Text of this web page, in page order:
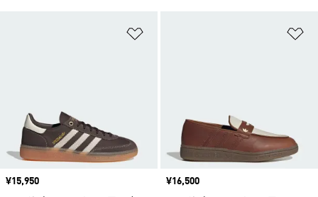
価格
¥15,950
価格
¥16,500